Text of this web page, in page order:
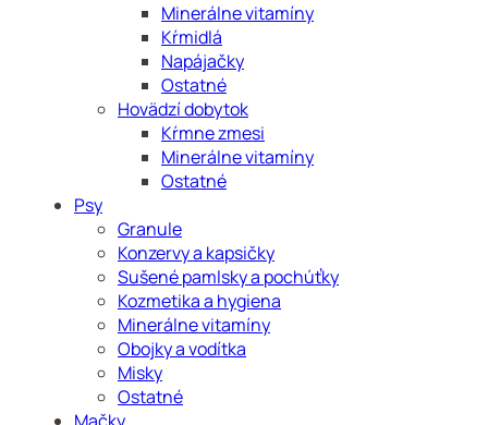
Minerálne vitamíny
Kŕmidlá
Napájačky
Ostatné
Hovädzí dobytok
Kŕmne zmesi
Minerálne vitamíny
Ostatné
Psy
Granule
Konzervy a kapsičky
Sušené pamlsky a pochúťky
Kozmetika a hygiena
Minerálne vitamíny
Obojky a vodítka
Misky
Ostatné